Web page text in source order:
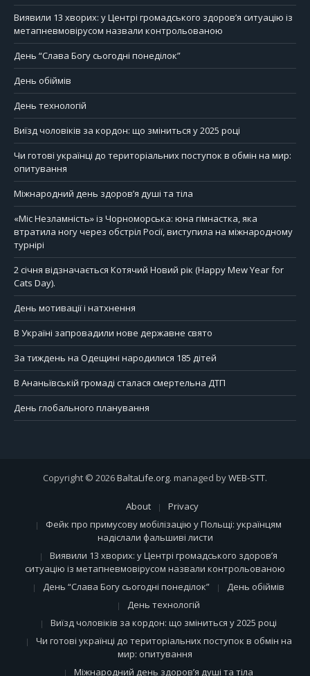
Виявили 13 хворих: у Центрі громадського здоров’я ситуацію із
метапневмовірусом назвали контрольованою
День “Слава Богу сьогодні понеділок”
День обіймів
День технологій
Виїзд чоловіків за кордон: що зміниться у 2025 році
Чи готові українці до територіальних поступок в обмін на мир:
опитування
Міжнародний день здоров’я душі та тіла
«Міс Незламність» із Чорноморська: юна гімнастка, яка
втратила ногу через обстріл Росії, виступила на міжнародному
турнірі
2 січня відзначається Котячий Новий рік (Happy Mew Year for
Cats Day).
День мотивації і натхнення
В Україні запровадили нове державне свято
За тиждень на Одещині народилися 185 дітей
В Ананьївській громаді сталася смертельна ДТП
День глобального планування
Copyright © 2026BaltaLife.org. managed byWEB-STT.
About
Privacy
Фейк про примусову мобілізацію у Польщі: українцям
надіслали фальшиві листи
Виявили 13 хворих: у Центрі громадського здоров’я
ситуацію із метапневмовірусом назвали контрольованою
День “Слава Богу сьогодні понеділок”
День обіймів
День технологій
Виїзд чоловіків за кордон: що зміниться у 2025 році
Чи готові українці до територіальних поступок в обмін на
мир: опитування
Міжнародний день здоров’я душі та тіла